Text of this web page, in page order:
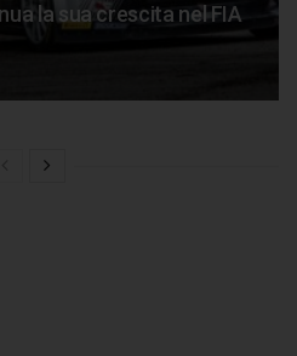
la sua crescita nel FIA